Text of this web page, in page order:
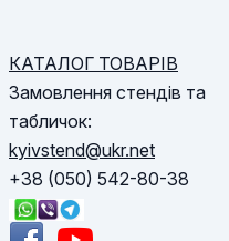
КАТАЛОГ ТОВАРІВ
Замовлення стендів та
табличок:
kyivstend@ukr.net
+38 (050) 542-80-38